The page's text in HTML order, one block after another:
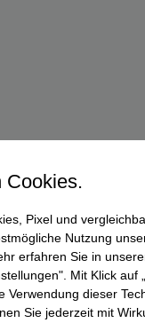
Cookies.
Pixel und
Nutzung
erfahren Sie in
Mit Klick auf
Verwendung dieser
Sie jederzeit mit